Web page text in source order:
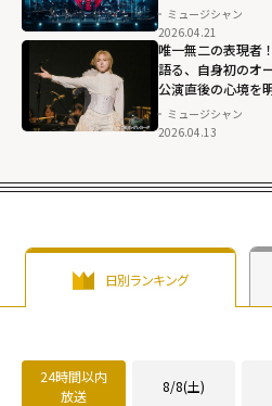
ミュージシャン
2026.04.21
唯一無二の表現者！
語る、自身初のオ
公演直後の心境を
ミュージシャン
2026.04.13
日別ランキング
24時間以内
放送
8/8(土)